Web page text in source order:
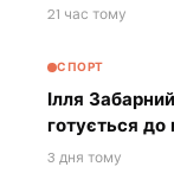
21 час тому
СПОРТ
Ілля
готується до
3 дня тому